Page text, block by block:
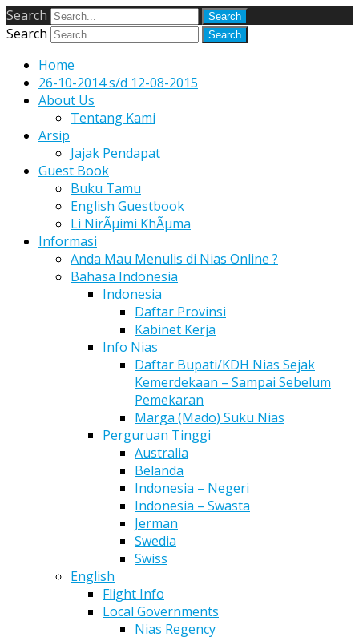
Search
Search
Home
26-10-2014 s/d 12-08-2015
About Us
Tentang Kami
Arsip
Jajak Pendapat
Guest Book
Buku Tamu
English Guestbook
Li NirÃµimi KhÃµma
Informasi
Anda Mau Menulis di Nias Online ?
Bahasa Indonesia
Indonesia
Daftar Provinsi
Kabinet Kerja
Info Nias
Daftar Bupati/KDH Nias Sejak
Kemerdekaan – Sampai Sebelum
Pemekaran
Marga (Mado) Suku Nias
Perguruan Tinggi
Australia
Belanda
Indonesia – Negeri
Indonesia – Swasta
Jerman
Swedia
Swiss
English
Flight Info
Local Governments
Nias Regency